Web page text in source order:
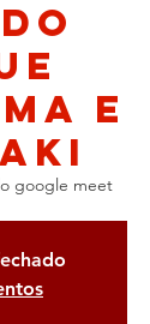
e
google meet